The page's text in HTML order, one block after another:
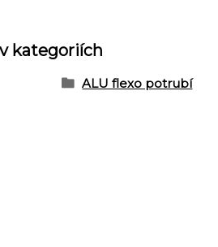
kategoriích
ALU flexo potrubí